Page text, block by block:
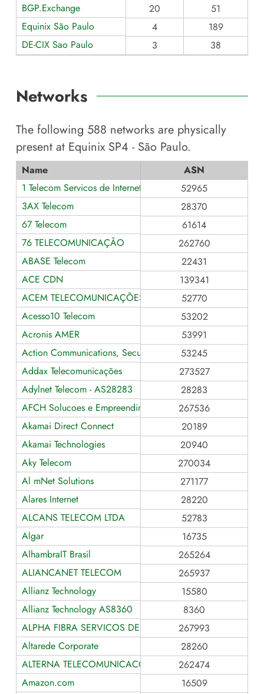
BGP.Exchange
20
51
Equinix São Paulo
4
189
DE-CIX Sao Paulo
3 38
Networks
The following 588 networks are physically
present at Equinix SP4 - São Paulo.
Name
ASN
1 Telecom Servicos de Internet
52965
3AX Telecom
28370
67 Telecom
61614
76 TELECOMUNICAÇÃO
262760
ABASE Telecom
22431
ACE CDN
139341
ACEM TELECOMUNICAÇÕES LTDA
52770
Acesso10 Telecom
53202
Acronis AMER
53991
Action Communications, Security Brazil. 53245
Addax Telecomunicações
273527
Adylnet Telecom - AS28283
28283
AFCH Solucoes e Empreendimentos
267536
Akamai Direct Connect
20189
Akamai Technologies
20940
Aky Telecom
270034
Al mNet Solutions
271177
Alares Internet
28220
ALCANS TELECOM LTDA
52783
Algar
16735
AlhambraIT Brasil
265264
ALIANCANET TELECOM
265937
Allianz Technology
15580
Allianz Technology AS8360
8360
ALPHA FIBRA SERVICOS DE COMUNICACAO
267993
Altarede Corporate
28260
ALTERNA TELECOMUNICACOES E CONECTIVIDADE
262474
Amazon.com
16509